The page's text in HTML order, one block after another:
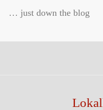
… just down the blog